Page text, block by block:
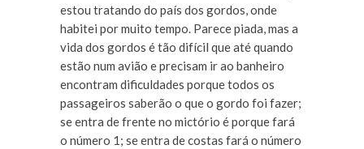
estou tratando do país dos gordos, onde
habitei por muito tempo. Parece piada, mas a
vida dos gordos é tão difícil que até quando
estão num avião e precisam ir ao banheiro
encontram dificuldades porque todos os
passageiros saberão o que o gordo foi fazer;
se entra de frente no mictório é porque fará
o número 1; se entra de costas fará o número